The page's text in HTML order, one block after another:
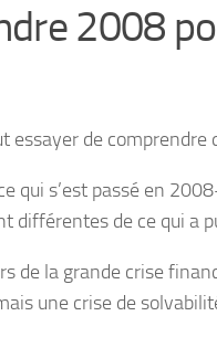
2008
essayer de
qui s’est passé en
différentes de ce qui a
de la grande crise
une crise de